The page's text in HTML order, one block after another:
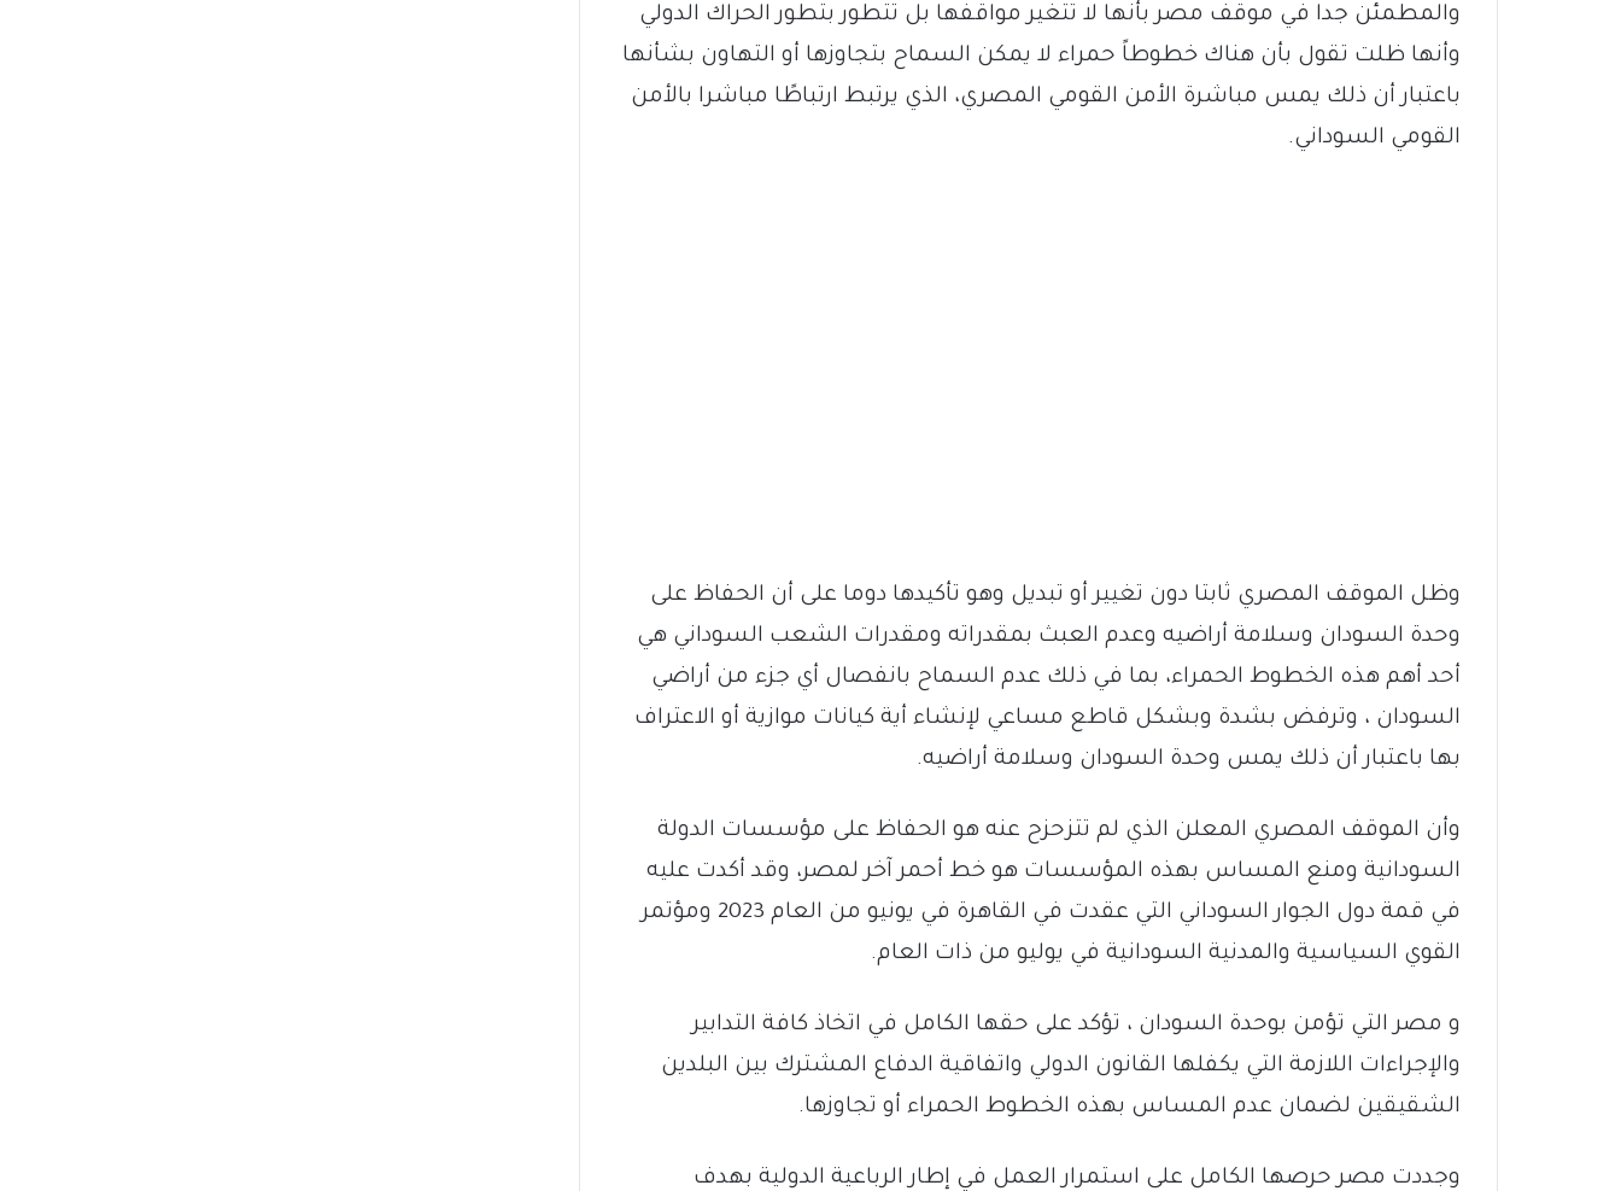
والمطمئن جدا في موقف مصر بأنها لا تتغير مواقفها بل تتطور بتطور الحراك الدولي
وأنها ظلت تقول بأن هناك خطوطاً حمراء لا يمكن السماح بتجاوزها أو التهاون بشأنها
باعتبار أن ذلك يمس مباشرة الأمن القومي المصري، الذي يرتبط ارتباطًا مباشرا بالأمن
القومي السوداني.
وظل الموقف المصري ثابتا دون تغيير أو تبديل وهو تأكيدها دوما على أن الحفاظ على
وحدة السودان وسلامة أراضيه وعدم العبث بمقدراته ومقدرات الشعب السوداني هي
أحد أهم هذه الخطوط الحمراء، بما في ذلك عدم السماح بانفصال أي جزء من أراضي
السودان ، وترفض بشدة وبشكل قاطع مساعي لإنشاء أية كيانات موازية أو الاعتراف
بها باعتبار أن ذلك يمس وحدة السودان وسلامة أراضيه.
وأن الموقف المصري المعلن الذي لم تتزحزح عنه هو الحفاظ على مؤسسات الدولة
السودانية ومنع المساس بهذه المؤسسات هو خط أحمر آخر لمصر، وقد أكدت عليه
في قمة دول الجوار السوداني التي عقدت في القاهرة في يونيو من العام 2023 ومؤتمر
القوي السياسية والمدنية السودانية في يوليو من ذات العام.
و مصر التي تؤمن بوحدة السودان ، تؤكد على حقها الكامل في اتخاذ كافة التدابير
والإجراءات اللازمة التي يكفلها القانون الدولي واتفاقية الدفاع المشترك بين البلدين
الشقيقين لضمان عدم المساس بهذه الخطوط الحمراء أو تجاوزها.
وجددت مصر حرصها الكامل على استمرار العمل في إطار الرباعية الدولية بهدف